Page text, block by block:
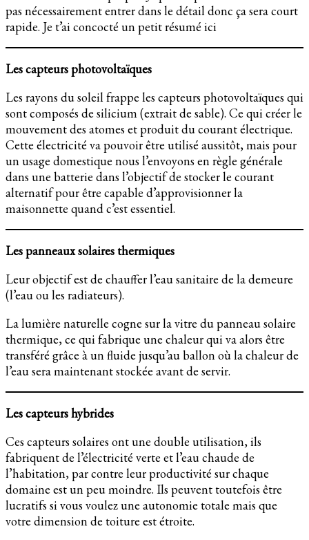
pas nécessairement entrer dans le détail donc ça sera court
rapide. Je t’ai concocté un petit résumé ici
Les capteurs photovoltaïques
Les rayons du soleil frappe les capteurs photovoltaïques qui
sont composés de silicium (extrait de sable). Ce qui créer le
mouvement des atomes et produit du courant électrique.
Cette électricité va pouvoir être utilisé aussitôt, mais pour
un usage domestique nous l’envoyons en règle générale
dans une batterie dans l’objectif de stocker le courant
alternatif pour être capable d’approvisionner la
maisonnette quand c’est essentiel.
Les panneaux solaires thermiques
Leur objectif est de chauffer l’eau sanitaire de la demeure
(l’eau ou les radiateurs).
La lumière naturelle cogne sur la vitre du panneau solaire
thermique, ce qui fabrique une chaleur qui va alors être
transféré grâce à un fluide jusqu’au ballon où la chaleur de
l’eau sera maintenant stockée avant de servir.
Les capteurs hybrides
Ces capteurs solaires ont une double utilisation, ils
fabriquent de l’électricité verte et l’eau chaude de
l’habitation, par contre leur productivité sur chaque
domaine est un peu moindre. Ils peuvent toutefois être
lucratifs si vous voulez une autonomie totale mais que
votre dimension de toiture est étroite.